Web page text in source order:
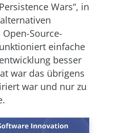
Wars“, in
Source-
einfache
besser
war das übrigens
war und nur zu